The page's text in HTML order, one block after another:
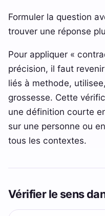
Formuler la question
trouver une réponse
Pour appliquer «
précision, il faut
liés à methode,
grossesse. Cette
une définition courte
sur une personne ou
tous les contextes.
Vérifier le sens